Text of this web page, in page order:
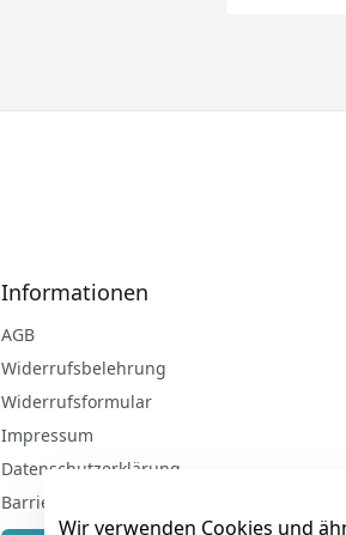
Wir verwenden Cookies und
Informationen
AGB
Widerrufsbelehrung
Widerrufsformular
Impressum
Datenschutzerklärung
Barrierefreiheitserklärung